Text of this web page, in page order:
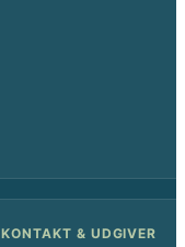
KONTAKT & UDGIVER